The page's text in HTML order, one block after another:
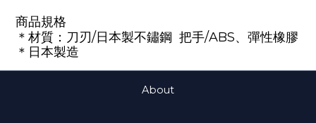
商品規格
＊材質： 刀刃/日本製不鏽鋼 把手/ABS、彈性橡膠
＊日本製造
About